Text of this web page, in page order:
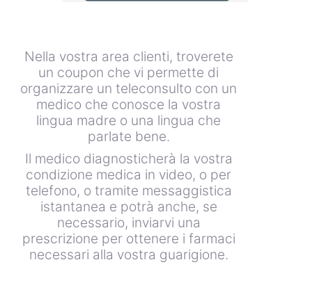
Nella vostra area clienti, troverete
un coupon che vi permette di
organizzare un teleconsulto con un
medico che conosce la vostra
lingua madre o una lingua che
parlate bene.
Il medico diagnosticherà la vostra
condizione medica in video, o per
telefono, o tramite messaggistica
istantanea e potrà anche, se
necessario, inviarvi una
prescrizione per ottenere i farmaci
necessari alla vostra guarigione.